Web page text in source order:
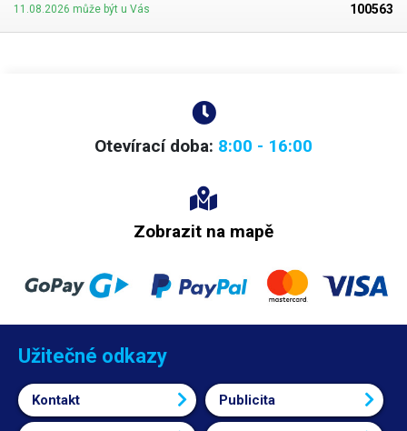
11.08.2026 může být u Vás
100563
Otevírací doba: 8:00 - 16:00
Zobrazit na mapě
Užitečné odkazy
Kontakt Publicita